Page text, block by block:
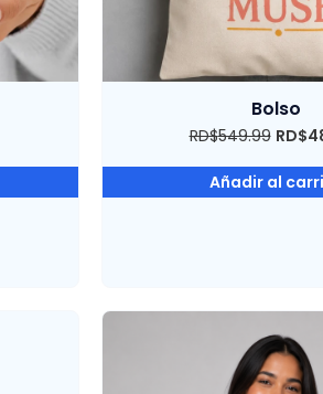
Bolso
RD$549.99 RD$
Añadir al